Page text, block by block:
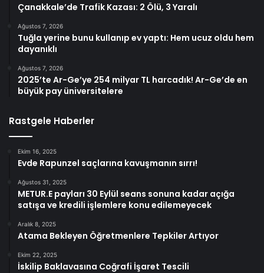
Çanakkale’de Trafik Kazası: 2 Ölü, 3 Yaralı
Ağustos 7, 2026
Tuğla yerine bunu kullanıp ev yaptı: Hem ucuz oldu hem
dayanıklı
Ağustos 7, 2026
2025’te Ar-Ge’ye 254 milyar TL harcadık! Ar-Ge’de en
büyük pay üniversitelere
Rastgele Haberler
Ekim 16, 2025
Evde Rapunzel saçlarına kavuşmanın sırrı!
Ağustos 31, 2025
METUR.E payları 30 Eylül seans sonuna kadar açığa
satışa ve kredili işlemlere konu edilemeyecek
Aralık 8, 2025
Atama Bekleyen Öğretmenlere Tepkiler Artıyor
Ekim 22, 2025
İskilip Baklavasına Coğrafi İşaret Tescili